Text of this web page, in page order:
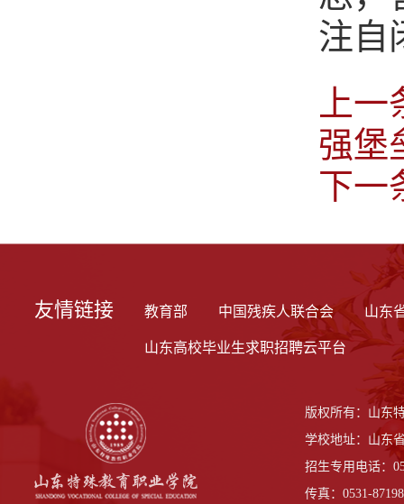
注自
上
强堡
下一
友情链接 教育部 中国残疾人联合会 山东
山东高校毕业生求职招聘云平台
版权所有：山
学校地址：山东
招生专用电话：
传真：0531-